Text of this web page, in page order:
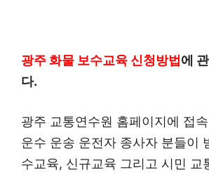
광주 화물 보수교육 신청방법 에
다.
광주 교통연수원 홈페이지에 접
운수 운송 운전자 종사자 분들이
수교육, 신규교육 그리고 시민 교